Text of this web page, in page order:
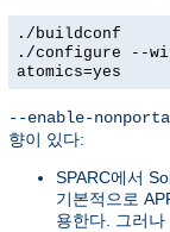
./buildconf
./configure --
atomics=yes
--enable-
향이 있다:
SPARC에서
기본적으로
용한다. 그러나